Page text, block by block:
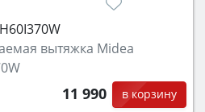
вытяжка Midea
11 990 в корзину